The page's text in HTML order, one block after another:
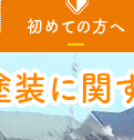
初めての方へ
装に関